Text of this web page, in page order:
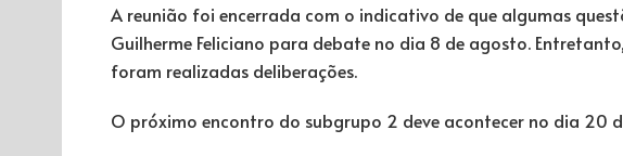
A reunião foi encerrada com o indicativo de que algumas
Guilherme Feliciano para debate no dia 8 de agosto.
foram realizadas deliberações.
O próximo encontro do subgrupo 2 deve acontecer no dia 20